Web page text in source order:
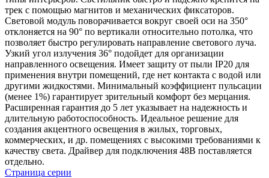
трек с помощью магнитов и механических фиксаторов.
Световой модуль поворачивается вокруг своей оси на 350°
отклоняется на 90° по вертикали относительно потолка, что
позволяет быстро регулировать направление светового луча.
Узкий угол излучения 36° подойдет для организации
направленного освещения. Имеет защиту от пыли IP20 для
применения внутри помещений, где нет контакта с водой или
другими жидкостями. Минимальный коэффициент пульсации
(менее 1%) гарантирует зрительный комфорт без мерцания.
Расширенная гарантия до 5 лет указывает на надежность и
длительную работоспособность. Идеальное решение для
создания акцентного освещения в жилых, торговых,
коммерческих, и др. помещениях с высокими требованиями к
качеству света. Драйвер для подключения 48В поставляется
отдельно.
Страница серии